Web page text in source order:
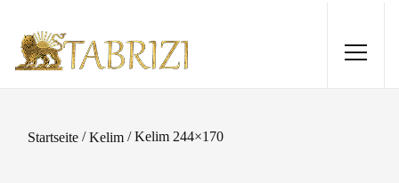
Startseite /Kelim / Kelim 244×170